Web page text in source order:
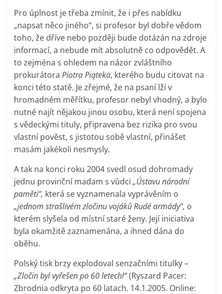
Pro úplnost je třeba zmínit, že i přes nabídku
„napsat něco jiného“, si profesor byl dobře vědom
toho, že dříve nebo později bude dotázán na zdroje
informací, a nebude mít absolutně co odpovědět. A
to zejména s ohledem na názor zvláštního
prokurátoraPiotra Piąteka, kterého budu citovat na
konci této statě. Je zřejmé, že na psaní lží v
hromadném měřítku, profesor nebyl vhodný, a bylo
nutné najít nějakou jinou osobu, která není spojena
s vědeckými tituly, připravena bez rizika pro svou
vlastní pověst, s jistotou sobě vlastní, přinášet
masám jakékoli nesmysly.
A tak na konci roku 2004 svedl osud dohromady
jednu provinční madam s vůdci„Ústavu národní
paměti“, která se vyznamenala vyprávěním o
„jednom strašlivém zločinu vojáků Rudé armády“, o
kterém slyšela od místní staré ženy. Její iniciativa
byla okamžitě zaznamenána, a ihned dána do
oběhu.
Polský tisk brzy explodoval senzačními titulky –
„Zločin byl vyřešen po 60 letech!“(Ryszard Pacer:
Zbrodnia odkryta po 60 latach. 14.1.2005. Online: